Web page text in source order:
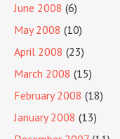
June 2008 (6)
May 2008 (10)
April 2008 (23)
March 2008 (15)
February 2008 (18)
January 2008 (13)